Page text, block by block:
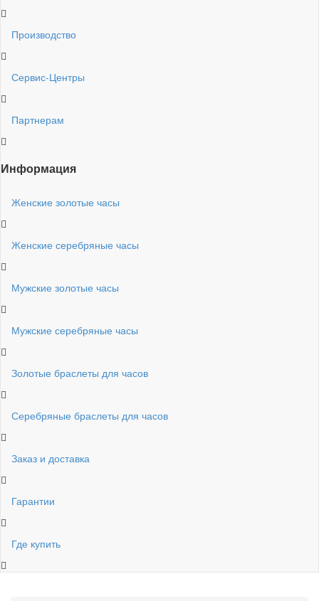
Производство
Сервис-Центры
Партнерам
Информация
Женские золотые часы
Женские серебряные часы
Мужские золотые часы
Мужские серебряные часы
Золотые браслеты для часов
Серебряные браслеты для часов
Заказ и доставка
Гарантии
Где купить